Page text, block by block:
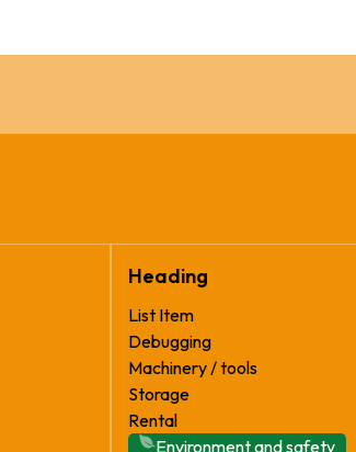
Heading
List Item
Debugging
Machinery / tools
Storage
Rental
Environment and safety